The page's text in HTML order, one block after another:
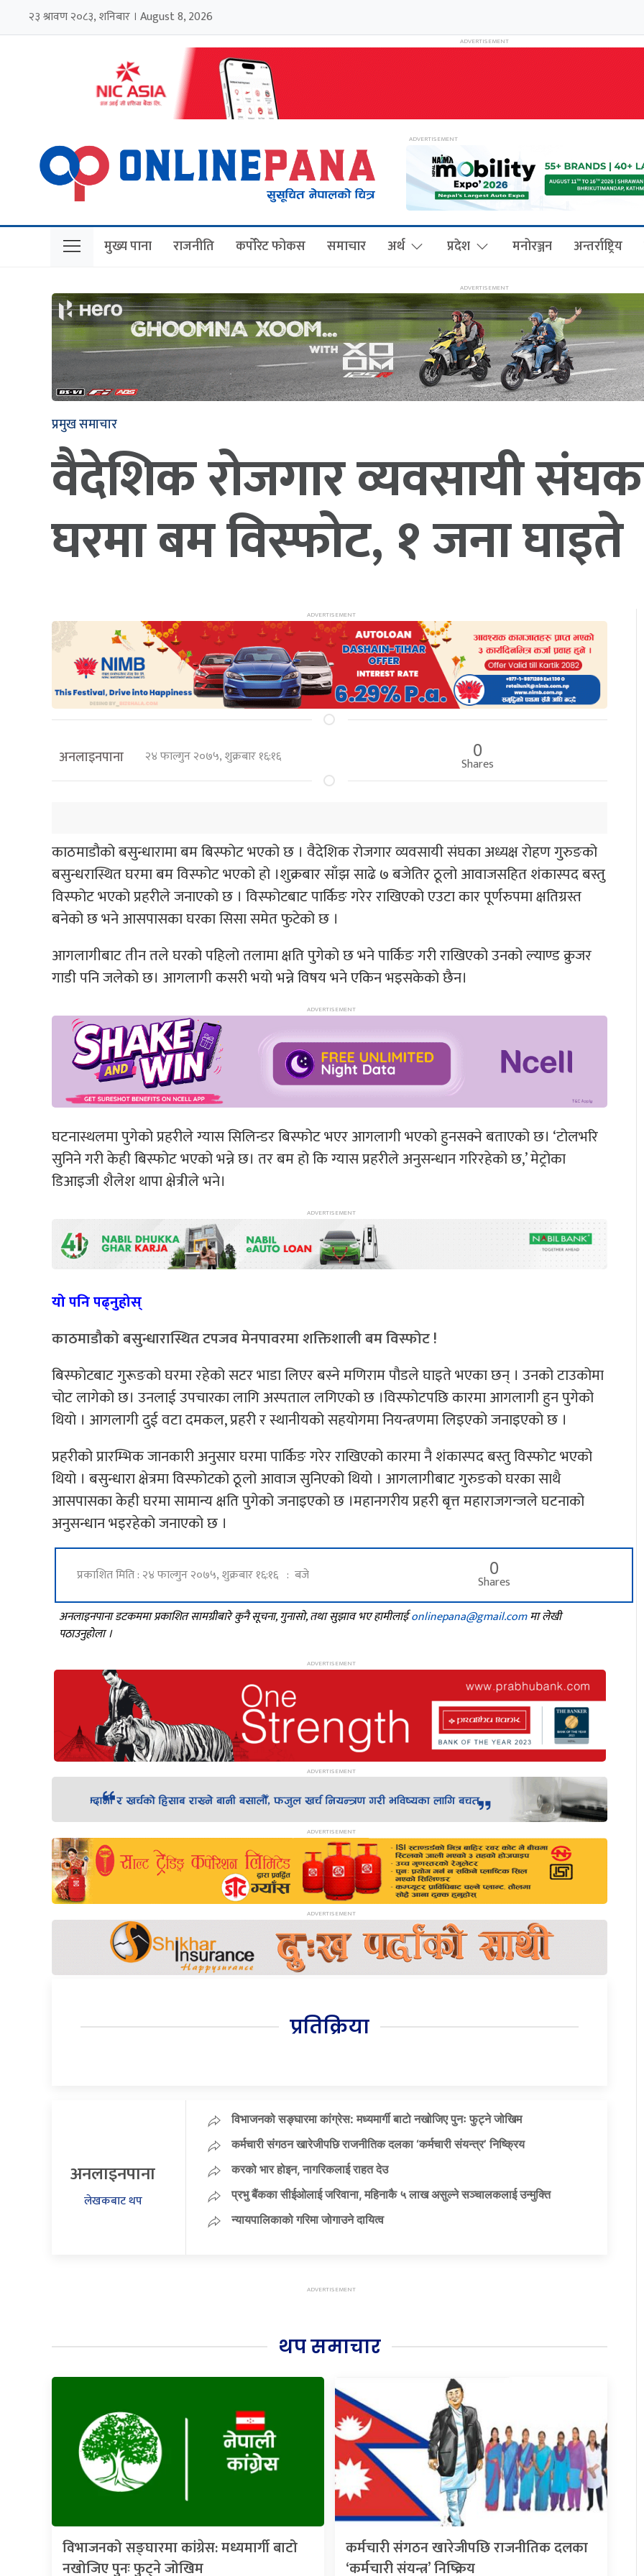
२३ श्रावण २०८३, शनिबार । August 8, 2026
मुख्य पाना राजनीति कर्पोरेट फोकस समाचार अर्थ प्रदेश मनोरञ्जन अन्तर्राष्ट्रिय
प्रमुख समाचार
वैदेशिक रोजगार व्यवसायी
घरमा बम विस्फोट, १ जना घाइते
अनलाइनपाना २४ फाल्गुन २०७५, शुक्रबार १६:१६ 0
Shares
काठमाडौको बसुन्धारामा बम बिस्फोट भएको छ । वैदेशिक रोजगार व्यवसायी संघका अध्यक्ष रोहण गुरुङको
बसुन्धरास्थित घरमा बम विस्फोट भएको हो ।शुक्रबार साँझ साढे ७ बजेतिर ठूलो आवाजसहित शंकास्पद बस्तु
विस्फोट भएको प्रहरीले जनाएको छ । विस्फोटबाट पार्किङ गरेर राखिएको एउटा कार पूर्णरुपमा क्षतिग्रस्त
बनेको छ भने आसपासका घरका सिसा समेत फुटेको छ ।
आगलागीबाट तीन तले घरको पहिलो तलामा क्षति पुगेको छ भने पार्किङ गरी राखिएको उनको ल्याण्ड क्रुजर
गाडी पनि जलेको छ। आगलागी कसरी भयो भन्ने विषय भने एकिन भइसकेको छैन।
घटनास्थलमा पुगेको प्रहरीले ग्यास सिलिन्डर बिस्फोट भएर आगलागी भएको हुनसक्ने बताएको छ। ‘टोलभरि
सुनिने गरी केही बिस्फोट भएको भन्ने छ। तर बम हो कि ग्यास प्रहरीले अनुसन्धान गरिरहेको छ,’ मेट्रोका
डिआइजी शैलेश थापा क्षेत्रीले भने।
यो पनि पढ्नुहोस्
काठमाडौको बसुन्धारास्थित टपजव मेनपावरमा शक्तिशाली बम विस्फोट !
बिस्फोटबाट गुरूङको घरमा रहेको सटर भाडा लिएर बस्ने मणिराम पौडले घाइते भएका छन् । उनको टाउकोमा
चोट लागेको छ। उनलाई उपचारका लागि अस्पताल लगिएको छ ।विस्फोटपछि कारमा आगलागी हुन पुगेको
थियो । आगलागी दुई वटा दमकल, प्रहरी र स्थानीयको सहयोगमा नियन्त्रणमा लिइएको जनाइएको छ ।
प्रहरीको प्रारम्भिक जानकारी अनुसार घरमा पार्किङ गरेर राखिएको कारमा नै शंकास्पद बस्तु विस्फोट भएको
थियो । बसुन्धारा क्षेत्रमा विस्फोटको ठूलो आवाज सुनिएको थियो । आगलागीबाट गुरुङको घरका साथै
आसपासका केही घरमा सामान्य क्षति पुगेको जनाइएको छ ।महानगरीय प्रहरी बृत्त महाराजगन्जले घटनाको
अनुसन्धान भइरहेको जनाएको छ ।
प्रकाशित मिति : २४ फाल्गुन २०७५, शुक्रबार १६:१६ : बजे 0
Shares
अनलाइनपाना डटकममा प्रकाशित सामग्रीबारे कुनै सूचना, गुनासो, तथा सुझाव भए हामीलाईonlinepana@gmail.comमा लेखी
पठाउनुहोला ।
प्रतिक्रिया
अनलाइनपाना
लेखकबाट थप
विभाजनको सङ्घारमा कांग्रेस: मध्यमार्गी बाटो नखोजिए पुनः फुट्ने जोखिम
कर्मचारी संगठन खारेजीपछि राजनीतिक दलका ‘कर्मचारी संयन्त्र’ निष्क्रिय
करको भार होइन, नागरिकलाई राहत देउ
प्रभु बैंकका सीईओलाई जरिवाना, महिनाकै ५ लाख असुल्ने सञ्चालकलाई उन्मुक्ति
न्यायपालिकाको गरिमा जोगाउने दायित्व
थप समाचार
विभाजनको सङ्घारमा कांग्रेस: मध्यमार्गी बाटो
नखोजिए पुनः फुट्ने जोखिम
कर्मचारी संगठन खारेजीपछि राजनीतिक दलका
‘कर्मचारी संयन्त्र’ निष्क्रिय